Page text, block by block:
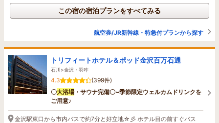
この宿の宿泊プランをすべてみる
航空券/JR新幹線・特急付プランから探す
トリフィートホテル＆ポッド金沢百万石通
石川>金沢・羽咋
4.3
(399件)
〇大浴場 ・サウナ完備〇~季節限定ウェルカムドリンクを
ご用意♪
金沢駅東口から市内バスで約7分と好立地☆彡 ホテル目の前すぐバス